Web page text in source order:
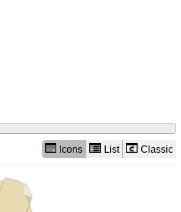
Icons List Classic